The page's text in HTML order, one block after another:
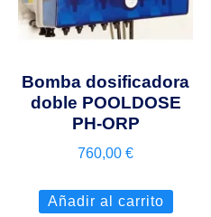
Bomba dosificadora
doble POOLDOSE
PH-ORP
760,00 €
Añadir al carrito